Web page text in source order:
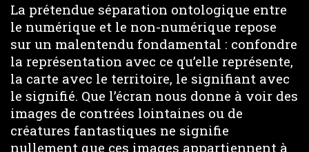
La prétendue séparation ontologique entre
le numérique et le non-numérique repose
sur un malentendu fondamental : confondre
la représentation avec ce qu’elle représente,
la carte avec le territoire, le signifiant avec
le signifié. Que l’écran nous donne à voir des
images de contrées lointaines ou de
créatures fantastiques ne signifie
nullement que ces images appartiennent à